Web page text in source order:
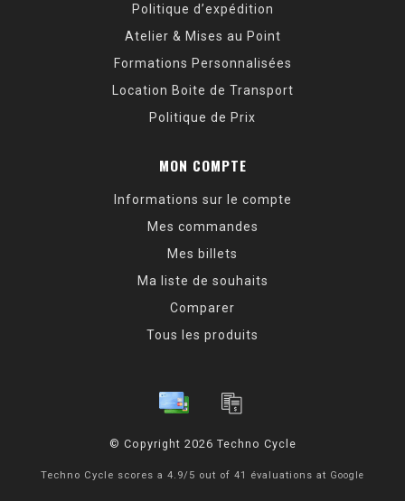
Politique d’expédition
Atelier & Mises au Point
Formations Personnalisées
Location Boite de Transport
Politique de Prix
MON COMPTE
Informations sur le compte
Mes commandes
Mes billets
Ma liste de souhaits
Comparer
Tous les produits
© Copyright 2026 Techno Cycle
Techno Cycle scores a 4.9/ 5 out of 41 évaluations at Google